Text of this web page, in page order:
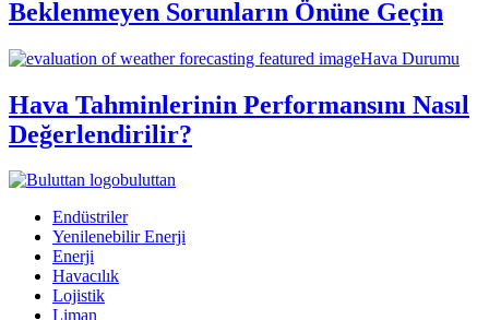
Beklenmeyen Sorunların Önüne Geçin
Hava Durumu
Hava Tahminlerinin Performansını Nasıl
Değerlendirilir?
buluttan
Endüstriler
Yenilenebilir Enerji
Enerji
Havacılık
Lojistik
Liman